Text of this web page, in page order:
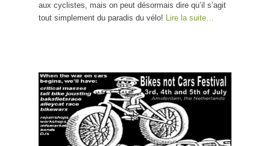
aux cyclistes, mais on peut désormais dire qu’il s’agit
tout simplement du paradis du vélo! Lire la suite…